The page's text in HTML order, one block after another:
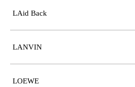
LAid Back
LANVIN
LOEWE